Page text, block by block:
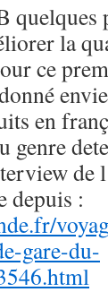
quelques
la
ce
en
genre
de
depuis :
gare-du-